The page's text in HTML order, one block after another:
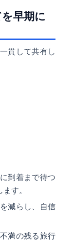
早期に
貫して共有し
到着まで待つ
す。
減らし、自信
満の残る旅行